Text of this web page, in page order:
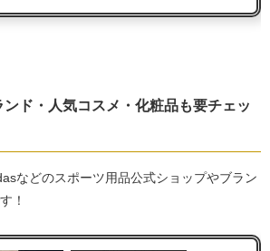
ド・人気コスメ・化粧品も要チェッ
などのスポーツ用品公式ショップやブラン
！